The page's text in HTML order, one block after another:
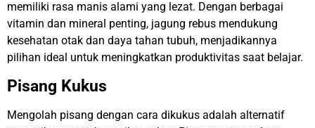
memiliki rasa manis alami yang lezat. Dengan berbagai
vitamin dan mineral penting, jagung rebus mendukung
kesehatan otak dan daya tahan tubuh, menjadikannya
pilihan ideal untuk meningkatkan produktivitas saat belajar.
Pisang Kukus
Mengolah pisang dengan cara dikukus adalah alternatif